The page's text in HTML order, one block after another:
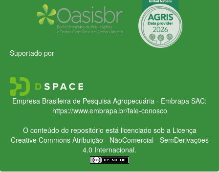
Suportado por
Empresa Brasileira de Pesquisa Agropecuária - Embrapa SAC:
https://www.embrapa.br/fale-conosco
O conteúdo do repositório está licenciado sob a Licença
Creative CommonsAtribuição - NãoComercial - SemDerivações
4.0 Internacional.